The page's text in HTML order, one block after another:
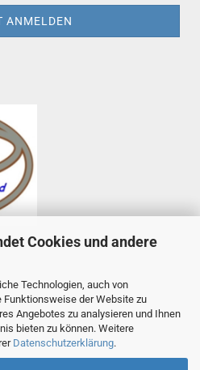
Cookies und andere
Technologien, auch von
Funktionsweise der Website zu
Angebotes zu analysieren und Ihnen
bieten zu können. Weitere
Datenschutzerklärung.